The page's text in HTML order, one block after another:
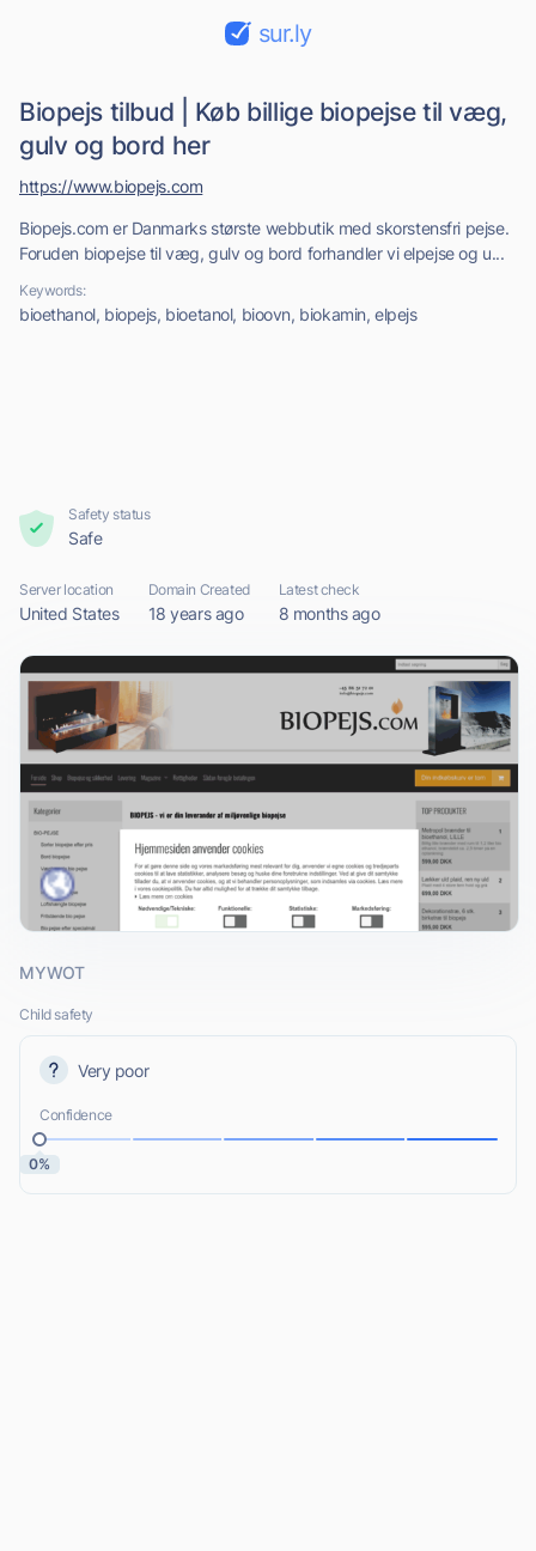
sur.ly
Biopejs tilbud | Køb billige biopejse til væg,
gulv og bord her
Biopejs.com er Danmarks største webbutik med skorstensfri pejse.
Foruden biopejse til væg, gulv og bord forhandler vi elpejse og u...
Keywords:
bioethanol, biopejs, bioetanol, bioovn, biokamin, elpejs
https://www.biopejs.com
Safety status
Safe
Server location
United States
Domain Created
18 years ago
Latest check
8 months ago
MYWOT
Child safety
Very poor
Confidence
0%